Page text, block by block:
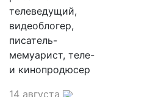
телеведущий,
видеоблогер,
писатель-
мемуарист, теле-
и кинопродюсер
14 августа